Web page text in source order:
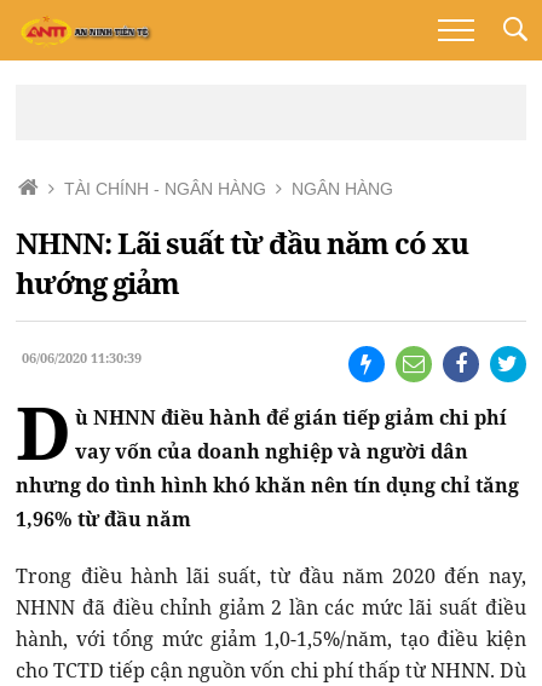
TÀI CHÍNH - NGÂN HÀNG NGÂN HÀNG
NHNN: Lãi suất từ đầu năm có xu
hướng giảm
06/06/2020 11:30:39
D ù NHNN điều hành để gián tiếp giảm chi phí
vay vốn của doanh nghiệp và người dân
nhưng do tình hình khó khăn nên tín dụng chỉ tăng
1,96% từ đầu năm
Trong điều hành lãi suất, từ đầu năm 2020 đến nay,
NHNN đã điều chỉnh giảm 2 lần các mức lãi suất điều
hành, với tổng mức giảm 1,0-1,5%/năm, tạo điều kiện
cho TCTD tiếp cận nguồn vốn chi phí thấp từ NHNN. Dù